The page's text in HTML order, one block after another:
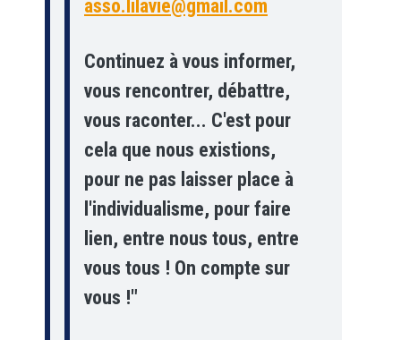
asso.lilavie@gmail.com
Continuez à vous informer,
vous rencontrer, débattre,
vous raconter... C'est pour
cela que nous existions,
pour ne pas laisser place à
l'individualisme, pour faire
lien, entre nous tous, entre
vous tous ! On compte sur
vous !"